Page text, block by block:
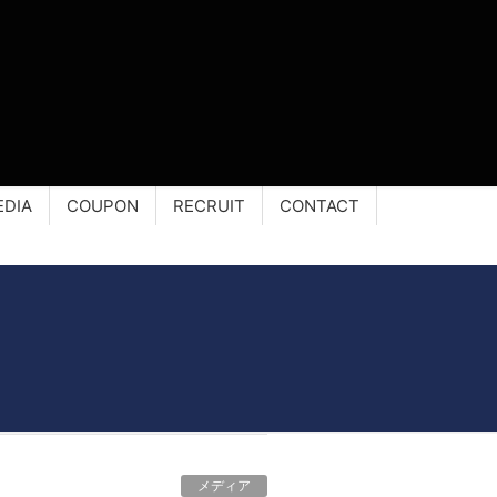
COUPON RECRUIT
CONTACT
メディア